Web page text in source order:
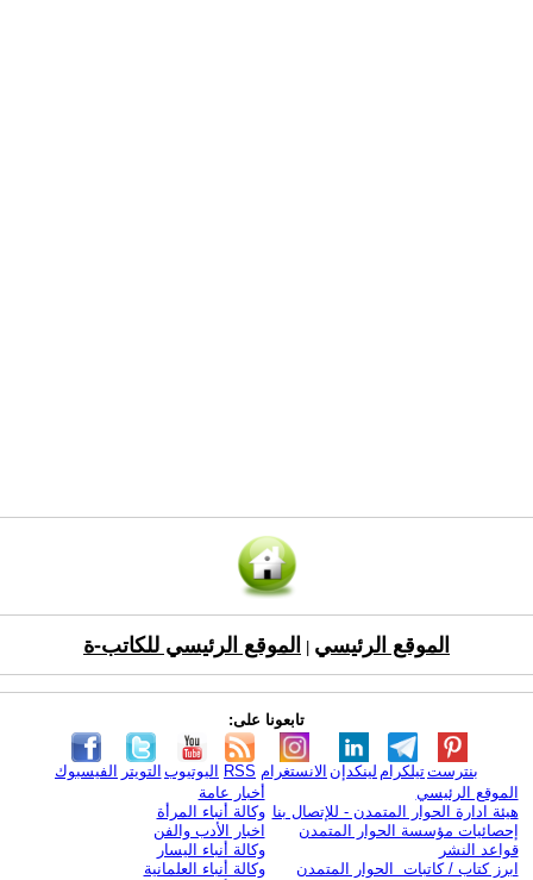
الموقع الرئيسي الموقع الرئيسي للكاتب-ة
تابعونا على:
الفيسبوك التويتر اليوتيوب RSS الانستغرام لينكدإن تيلكرامبنترست
الموقع الرئيسي
هيئة ادارة الحوار المتمدن - للإتصال بنا
إحصائيات مؤسسة الحوار المتمدن
قواعد النشر
ابرز كتاب / كاتبات الحوار المتمدن
أخبار عامة
وكالة أنباء المرأة
اخبار الأدب والفن
وكالة أنباء اليسار
وكالة أنباء العلمانية